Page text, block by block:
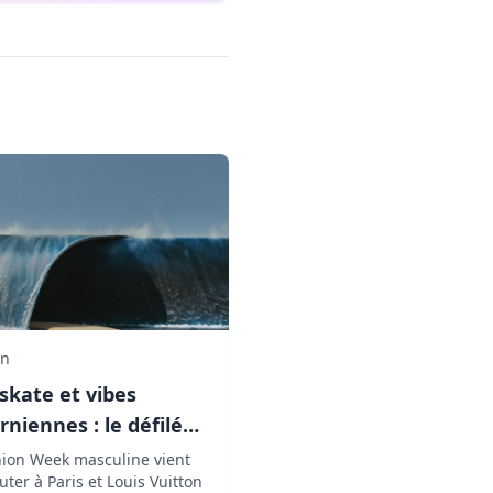
et vibes
: le défilé
crée le buzz
décor XXL !
Week masculine vient
à Paris et Louis Vuitton